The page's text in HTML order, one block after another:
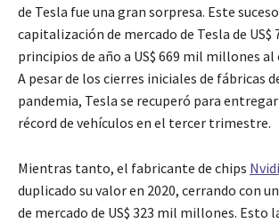
de Tesla fue una gran sorpresa. Este
capitalización de mercado de Tesla de
principios de año a US$ 669 mil millones al
A pesar de los cierres iniciales de fábricas
pandemia, Tesla se recuperó para
récord de vehículos en el tercer trimestre.
Mientras tanto, el fabricante de chips
duplicado su valor en 2020, cerrando con
de mercado de US$ 323 mil millones. Esto